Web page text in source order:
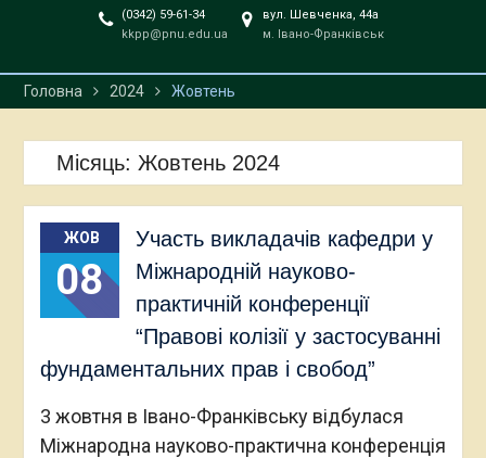
професора Михайла
Павловича Чубинського
(0342) 59-61-34
kkpp@pnu.edu.ua
вул. Шевченка, 44а
м. Івано-Франківськ
Головна 2024 Жовтень
Місяць: Жовтень 2024
ЖОВ
08
Участь викладачів кафедри у
Міжнародній науково-
практичній конференції
“Правові колізії у застосуванні
фундаментальних прав і свобод”
3 жовтня в Івано-Франківську відбулася
Міжнародна науково-практична конференція